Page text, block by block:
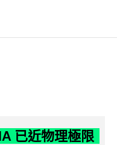
已近物理極限